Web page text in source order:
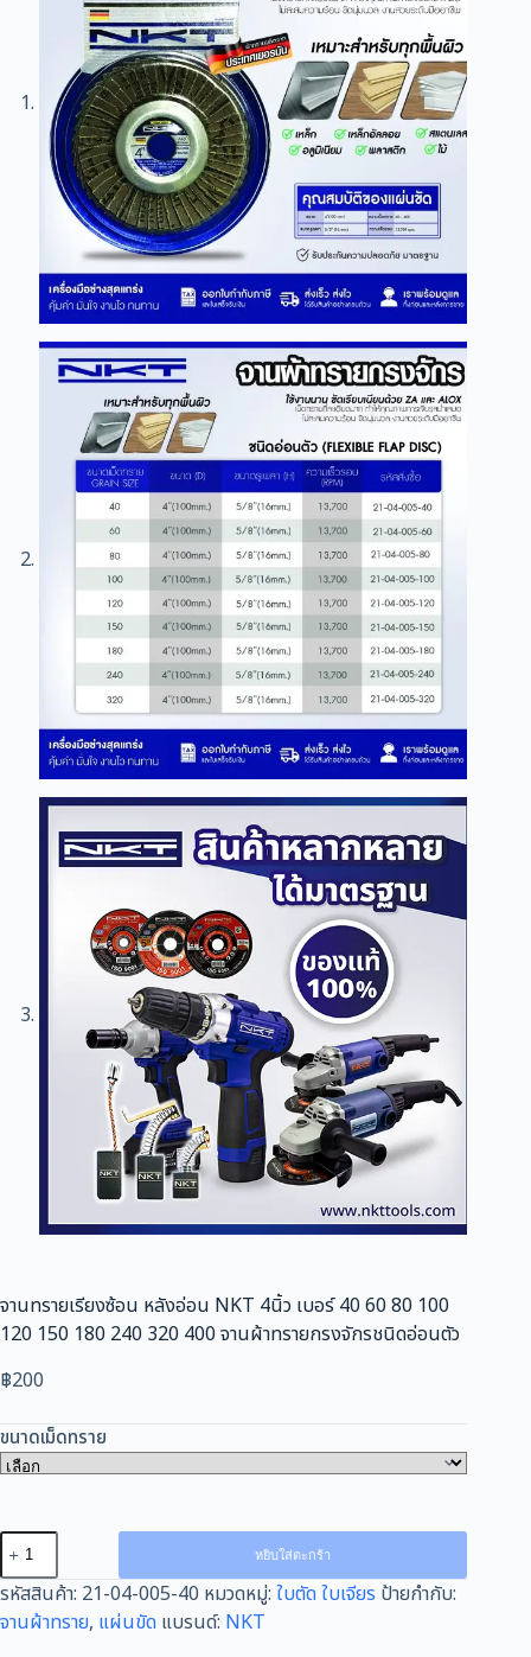
จานทรายเรียงซ้อน หลังอ่อน NKT 4นิ้ว เบอร์ 40 60 80 100
120 150 180 240 320 400 จานผ้าทรายกรงจักรชนิดอ่อนตัว
฿200
ขนาดเม็ดทราย
จำนวน
จาน
ทราย
เรียง
หยิบใส่ตะกร้า
รหัสสินค้า: 21-04-005-40 หมวดหมู่: ใบตัด ใบเจียร ป้ายกำกับ:
จานผ้าทราย, แผ่นขัด แบรนด์: NKT